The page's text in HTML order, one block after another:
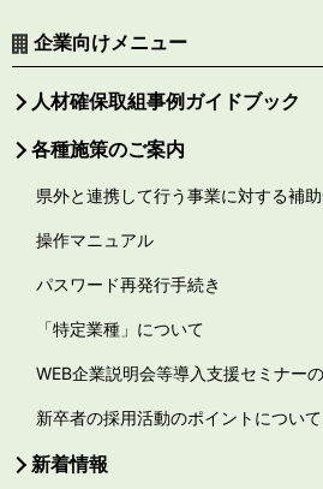
企業向けメニュー
人材確保取組事例ガイドブック
各種施策のご案内
県外と連携して行う事業に対する補
操作マニュアル
パスワード再発行手続き
「特定業種」について
WEB企業説明会等導入支援セミナー
新卒者の採用活動のポイントについて
新着情報